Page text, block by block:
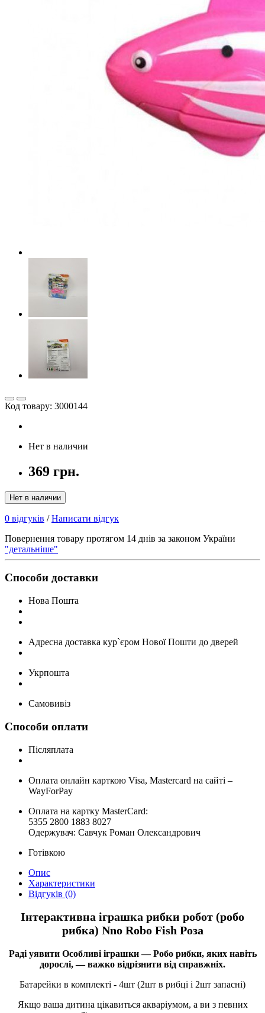
Код товару: 3000144
Нет в наличии
369 грн.
Нет в наличии
0 відгуків /Написати відгук
Повернення товару протягом 14 днів за законом України
"детальніше"
Способи доставки
Нова Пошта
Адресна доставка кур`єром Нової Пошти до дверей
Укрпошта
Самовивіз
Способи оплати
Післяплата
Оплата онлайн карткою Visa, Mastercard на сайті –
WayForPay
Оплата на картку MasterCard:
5355 2800 1883 8027
Одержувач: Савчук Роман Олександрович
Готівкою
Опис
Характеристики
Відгуків (0)
Інтерактивна іграшка рибки робот (робо
рибка) Nno Robo Fish Роза
Раді уявити Особливі іграшки — Робо рибки, яких навіть
дорослі, — важко відрізнити від справжніх.
Батарейки в комплекті - 4шт (2шт в рибці і 2шт запасні)
Якщо ваша дитина цікавиться акваріумом, а ви з певних